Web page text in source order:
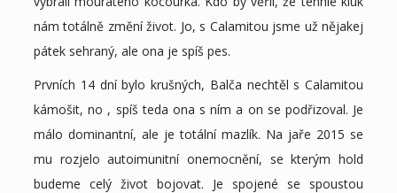
nám totálně změní život. Jo, s Calamitou jsme už nějakej
pátek sehraný, ale ona je spíš pes.
Prvních 14 dní bylo krušných, Balča nechtěl s Calamitou
kámošit, no , spíš teda ona s ním a on se podřizoval. Je
málo dominantní, ale je totální mazlík. Na jaře 2015 se
mu rozjelo autoimunitní onemocnění, se kterým hold
budeme celý život bojovat. Je spojené se spoustou